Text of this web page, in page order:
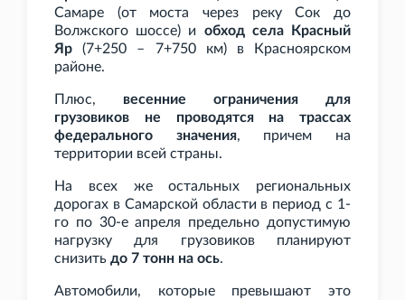
Самаре (от моста через реку Сок до
Волжского шоссе) и обход села Красный
Яр (7+250 – 7+750
км) в Красноярском
районе.
Плюс, весенние ограничения для
грузовиков не проводятся на трассах
федерального значения, причем на
территории всей страны.
На всех же остальных региональных
дорогах в Самарской области в период с 1-
го по 30-е апреля предельно допустимую
нагрузку для грузовиков планируют
снизить до 7 тонн на ось.
Автомобили, которые превышают это